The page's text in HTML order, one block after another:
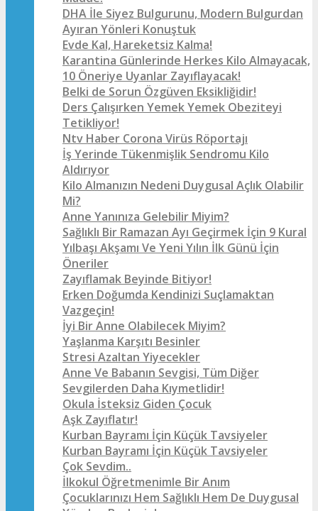
DHA İle Siyez Bulgurunu, Modern Bulgurdan
Ayıran Yönleri Konuştuk
Evde Kal, Hareketsiz Kalma!
Karantina Günlerinde Herkes Kilo Almayacak,
10 Öneriye Uyanlar Zayıflayacak!
Belki de Sorun Özgüven Eksikliğidir!
Ders Çalışırken Yemek Yemek Obeziteyi
Tetikliyor!
Ntv Haber Corona Virüs Röportajı
İş Yerinde Tükenmişlik Sendromu Kilo
Aldırıyor
Kilo Almanızın Nedeni Duygusal Açlık Olabilir
Mi?
Anne Yanınıza Gelebilir Miyim?
Sağlıklı Bir Ramazan Ayı Geçirmek İçin 9 Kural
Yılbaşı Akşamı Ve Yeni Yılın İlk Günü İçin
Öneriler
Zayıflamak Beyinde Bitiyor!
Erken Doğumda Kendinizi Suçlamaktan
Vazgeçin!
İyi Bir Anne Olabilecek Miyim?
Yaşlanma Karşıtı Besinler
Stresi Azaltan Yiyecekler
Anne Ve Babanın Sevgisi, Tüm Diğer
Sevgilerden Daha Kıymetlidir!
Okula İsteksiz Giden Çocuk
Aşk Zayıflatır!
Kurban Bayramı İçin Küçük Tavsiyeler
Kurban Bayramı İçin Küçük Tavsiyeler
Çok Sevdim..
İlkokul Öğretmenimle Bir Anım
Çocuklarınızı Hem Sağlıklı Hem De Duygusal